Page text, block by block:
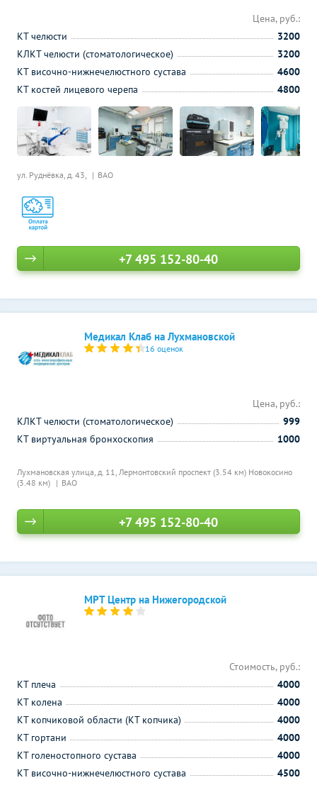
ул. Руднёвка, д. 43, ВАО
Цена, руб.:
КТ челюсти
3200
КЛКТ челюсти (стоматологическое)
3200
КТ височно-нижнечелюстного сустава
4600
КТ костей лицевого черепа
4800
+7 495 152-80-40
Медикал Клаб на Лухмановской
16 оценок
Лухмановская улица, д. 11, Лермонтовский проспект (3.54 км) Новокосино
(3.48 км)
ВАО
Цена, руб.:
КЛКТ челюсти (стоматологическое)
999
КТ виртуальная бронхоскопия
1000
+7 495 152-80-40
МРТ Центр на Нижегородской
Стоимость, руб.:
КТ плеча
4000
КТ колена
4000
КТ копчиковой области (КТ копчика)
4000
КТ гортани
4000
КТ голеностопного сустава
4000
КТ височно-нижнечелюстного сустава
4500